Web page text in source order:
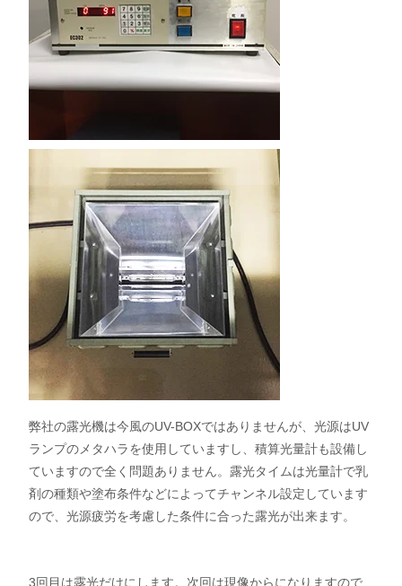
弊社の露光機は今風のUV-BOXではありませんが、光源はUV
ランプのメタハラを使用していますし、積算光量計も設備し
ていますので全く問題ありません。露光タイムは光量計で乳
剤の種類や塗布条件などによってチャンネル設定しています
ので、光源疲労を考慮した条件に合った露光が出来ます。
3回目は露光だけにします。次回は現像からになりますので